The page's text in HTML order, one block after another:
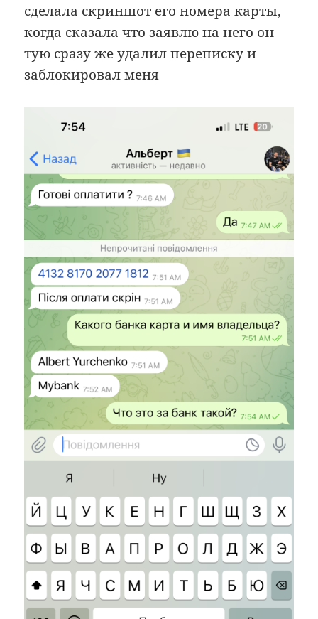
сделала скриншот его номера карты,
когда сказала что заявлю на него он
тую сразу же удалил переписку и
заблокировал меня